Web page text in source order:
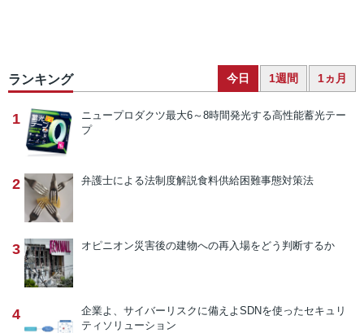
ランキング 今日 1週間 1ヵ月
1 ニュープロダクツ最大6～8時間発光する高性能蓄光テー
プ
2 弁護士による法制度解説食料供給困難事態対策法
3 オピニオン災害後の建物への再入場をどう判断するか
4 企業よ、サイバーリスクに備えよ SDNを使ったセキュリ
ティソリューション